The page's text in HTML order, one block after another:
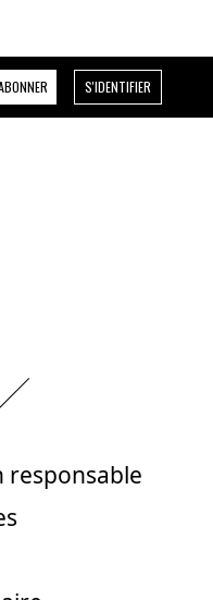
S'IDENTIFIER
responsable